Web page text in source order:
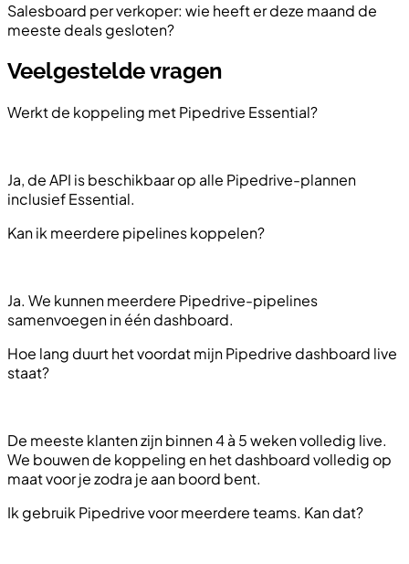
Salesboard per verkoper: wie heeft er deze maand de
meeste deals gesloten?
Veelgestelde vragen
Werkt de koppeling met Pipedrive Essential?
Ja, de API is beschikbaar op alle Pipedrive-plannen
inclusief Essential.
Kan ik meerdere pipelines koppelen?
Ja. We kunnen meerdere Pipedrive-pipelines
samenvoegen in één dashboard.
Hoe lang duurt het voordat mijn Pipedrive dashboard live
staat?
De meeste klanten zijn binnen 4 à 5 weken volledig live.
We bouwen de koppeling en het dashboard volledig op
maat voor je zodra je aan boord bent.
Ik gebruik Pipedrive voor meerdere teams. Kan dat?